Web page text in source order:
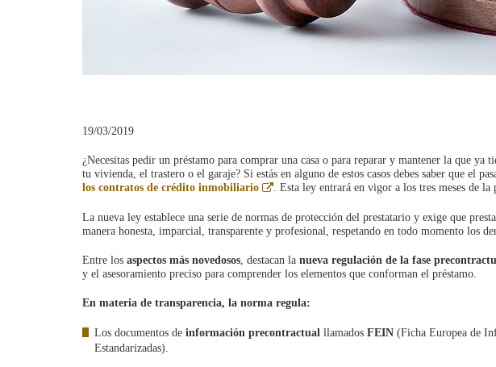
19/03/2019
¿Necesitas pedir un préstamo para comprar una casa o para reparar y mantener la que ya
tu vivienda, el trastero o el garaje? Si estás en alguno de estos casos debes saber que el
los contratos de crédito inmobiliario
Abre
nueva
. Esta ley entrará en vigor a los tres meses de la
La nueva ley establece una serie de normas de protección del prestatario y exige que
manera honesta, imparcial, transparente y profesional, respetando en todo momento los
Entre los aspectos más novedosos, destacan la nueva regulación de la fase
y el asesoramiento preciso para comprender los elementos que conforman el préstamo.
En materia de transparencia, la norma regula:
Los documentos de información precontractual llamados FEIN (Ficha Europea de
Estandarizadas).